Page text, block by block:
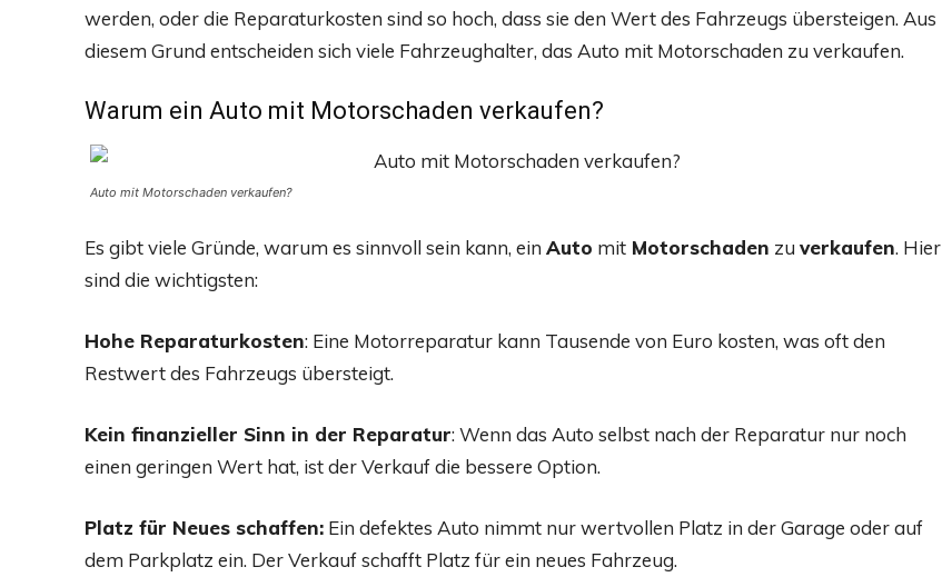
werden, oder die Reparaturkosten sind so hoch, dass sie den Wert des Fahrzeugs übersteigen. Aus
diesem Grund entscheiden sich viele Fahrzeughalter, das Auto mit Motorschaden zu verkaufen.
Warum ein Auto mit Motorschaden verkaufen?
Auto mit Motorschaden verkaufen?
Es gibt viele Gründe, warum es sinnvoll sein kann, ein Auto mit Motorschaden zu verkaufen. Hier
sind die wichtigsten:
Hohe Reparaturkosten: Eine Motorreparatur kann Tausende von Euro kosten, was oft den
Restwert des Fahrzeugs übersteigt.
Kein finanzieller Sinn in der Reparatur: Wenn das Auto selbst nach der Reparatur nur noch
einen geringen Wert hat, ist der Verkauf die bessere Option.
Platz für Neues schaffen: Ein defektes Auto nimmt nur wertvollen Platz in der Garage oder auf
dem Parkplatz ein. Der Verkauf schafft Platz für ein neues Fahrzeug.